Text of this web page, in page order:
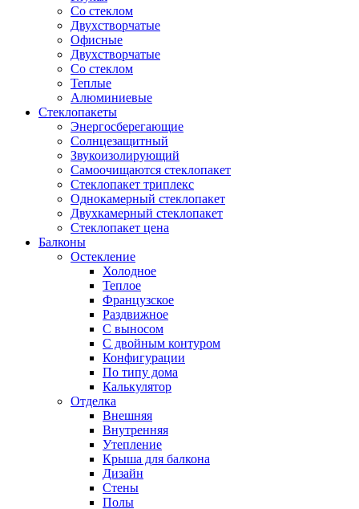
Со стеклом
Двухстворчатые
Офисные
Двухстворчатые
Со стеклом
Теплые
Алюминиевые
Стеклопакеты
Энергосберегающие
Солнцезащитный
Звукоизолирующий
Самоочищаются стеклопакет
Стеклопакет триплекс
Однокамерный стеклопакет
Двухкамерный стеклопакет
Стеклопакет цена
Балконы
Остекление
Холодное
Теплое
Французское
Раздвижное
С выносом
С двойным контуром
Конфигурации
По типу дома
Калькулятор
Отделка
Внешняя
Внутренняя
Утепление
Крыша для балкона
Дизайн
Стены
Полы